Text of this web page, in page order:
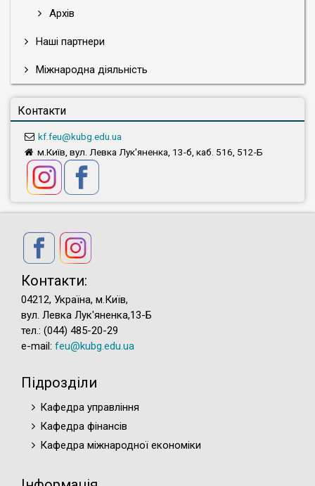
Архів
Наші партнери
Міжнародна діяльність
Контакти
kf.feu@kubg.edu.ua
м.Київ, вул. Левка Лук'яненка, 13-б, каб. 516, 512-Б
Контакти:
04212, Україна, м.Київ,
вул. Левка Лук'яненка,13-Б
тел.: (044) 485-20-29
e-mail: feu@kubg.edu.ua
Підрозділи
Кафедра управління
Кафедра фінансів
Кафедра міжнародної економіки